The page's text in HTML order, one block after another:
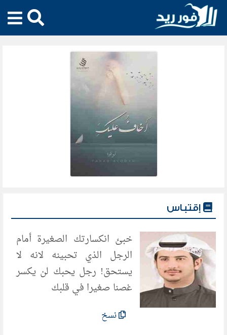
إقتباس
خبئ انكسارتك الصغيرة أمام
الرجل الذي تحبينه لانه لا
يستحق! رجل يحبك لن يكسر
غصنا صغيرا في قلبك
نسخ